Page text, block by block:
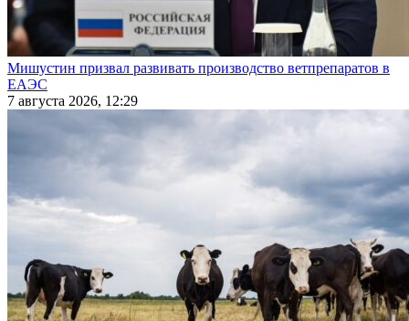
Мишустин призвал развивать производство ветпрепаратов в
ЕАЭС
7 августа 2026, 12:29